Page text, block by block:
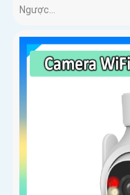
Ngược...